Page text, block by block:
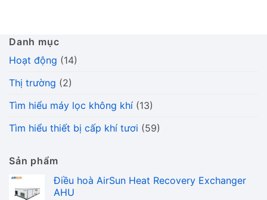
Danh mục
Hoạt động (14)
Thị trường (2)
Tìm hiểu máy lọc không khí (13)
Tìm hiểu thiết bị cấp khí tươi (59)
Sản phẩm
Điều hoà AirSun Heat Recovery Exchanger
AHU